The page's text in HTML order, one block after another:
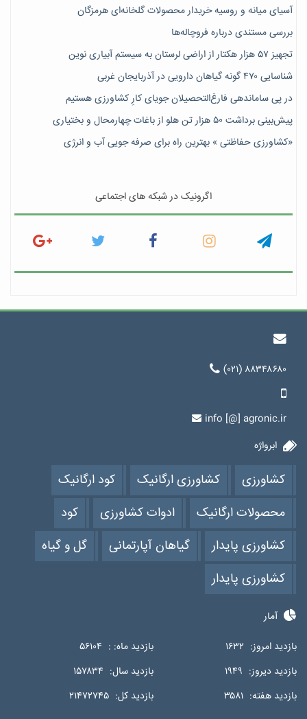
آسیای میانه و روسیه خریدار محصولات گلخانه‌ای هرمزگان
بررسی مستندی درباره فروچاله‌ها
تجهیز ۵۷ هزار هکتار از اراضی لرستان به سیستم آبیاری نوین
شناسایی ۴۷٠ گونه گیاهان دارویی در آذربایجان غربی
در پی ساماندهی فارغ‌التحصیلان جویای کارِ کشاورزی هستیم
پیش‎‌بینی برداشت ۵۰ هزار تن هلو از باغات چهارمحال و بختیاری
«کشاورزی حفاظتی » بهترین راه برای صرفه جویی آب و انرژی
اگرونیک در شبکه های اجتماعی
(۰۲۱) ۸۸۳۴۸۶۸۰
info [@] agronic.ir
ابرواژه
کشاورزی کشاورزی ارگانیک
کود ارگانیک
محصولات ارگانیک
ادوات کشاورزی
کود
کشاورزی پایدار
گیاهان آپارتمانی
گل و گیاه
کشاورزی پایدار
آمار
بازدید امروز: ۱۶۳۲ بازدید ماه: : ۵۶۱۰۴
بازدید دیروز: ۱۹۴۹ بازدید سال: ۱۵۷۸۳۴
بازدید هفته: ۳۵۸۱ بازدید کل: ۲۱۴۷۲۷۴۵